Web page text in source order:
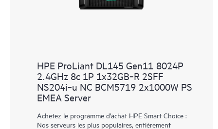
HPE ProLiant DL145 Gen11 8024P
2.4GHz 8c 1P 1x32GB‑R 2SFF
NS204i‑u NC BCM5719 2x1000W PS
EMEA Server
Achetez le programme d’achat HPE Smart Choice :
Nos serveurs les plus populaires, entièrement